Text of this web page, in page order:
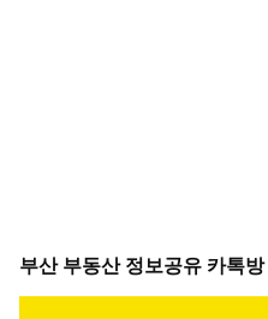
부산 부동산 정보공유 카톡방